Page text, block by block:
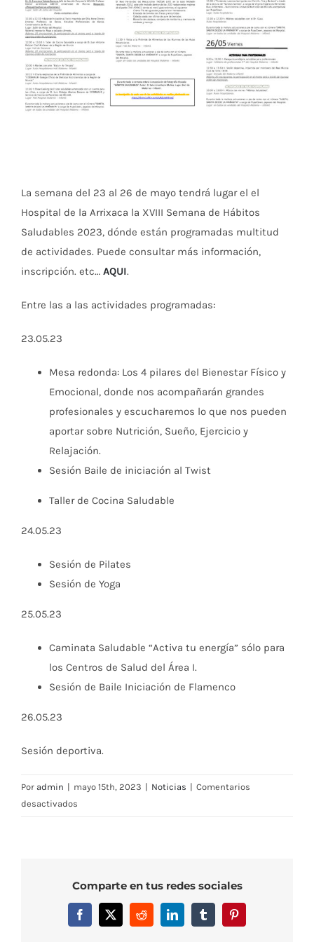
La semana del 23 al 26 de mayo tendrá lugar el el
Hospital de la Arrixaca la XVIII Semana de Hábitos
Saludables 2023, dónde están programadas multitud
de actividades. Puede consultar más información,
inscripción. etc… AQUI.
Entre las a las actividades programadas:
23.05.23
Mesa redonda: Los 4 pilares del Bienestar Físico y
Emocional, donde nos acompañarán grandes
profesionales y escucharemos lo que nos pueden
aportar sobre Nutrición, Sueño, Ejercicio y
Relajación.
Sesión Baile de iniciación al Twist
Taller de Cocina Saludable
24.05.23
Sesión de Pilates
Sesión de Yoga
25.05.23
Caminata Saludable “Activa tu energía” sólo para
los Centros de Salud del Área I.
Sesión de Baile Iniciación de Flamenco
26.05.23
Sesión deportiva.
Por admin | mayo 15th, 2023 | Noticias | Comentarios
desactivados
SALUDABLES
2023
Comparte en tus redes sociales
Facebook
X RedditLinkedInTumblrPinterest